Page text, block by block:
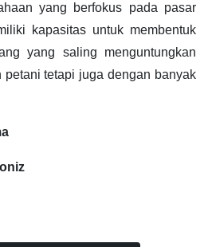
yang berfokus pada pasar
kapasitas untuk membentuk
yang saling menguntungkan
tetapi juga dengan banyak